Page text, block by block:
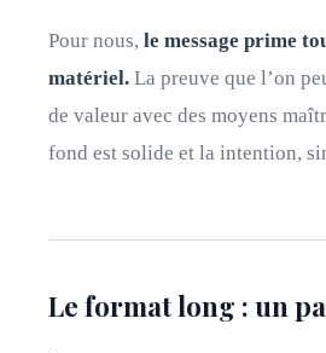
Pour nous, le message prime
matériel. La preuve que l’on
de valeur avec des moyens
fond est solide et la intention,
Le format long : un